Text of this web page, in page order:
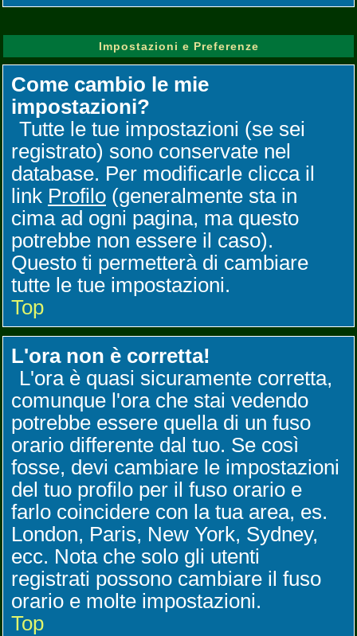
Impostazioni e Preferenze
Come cambio le mie
impostazioni?
Tutte le tue impostazioni (se sei
registrato) sono conservate nel
database. Per modificarle clicca il
link Profilo (generalmente sta in
cima ad ogni pagina, ma questo
potrebbe non essere il caso).
Questo ti permetterà di cambiare
tutte le tue impostazioni.
Top
L'ora non è corretta!
L'ora è quasi sicuramente corretta,
comunque l'ora che stai vedendo
potrebbe essere quella di un fuso
orario differente dal tuo. Se così
fosse, devi cambiare le impostazioni
del tuo profilo per il fuso orario e
farlo coincidere con la tua area, es.
London, Paris, New York, Sydney,
ecc. Nota che solo gli utenti
registrati possono cambiare il fuso
orario e molte impostazioni.
Top